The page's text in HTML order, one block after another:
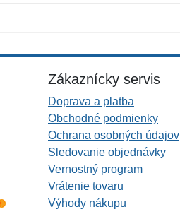
Zákaznícky servis
Doprava a platba
Obchodné podmienky
Ochrana osobných údajov
Sledovanie objednávky
Vernostný program
Vrátenie tovaru
Výhody nákupu